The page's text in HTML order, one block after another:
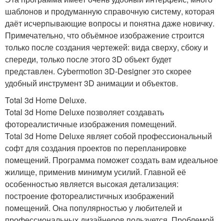
шаблонов и продуманную справочную систему, которая
даёт исчерпывающие вопросы и понятна даже новичку.
Примечательно, что объёмное изображение строится
только после создания чертежей: вида сверху, сбоку и
спереди, только после этого 3D объект будет
представлен. Cybermotion 3D-Designer это скорее
удобный инструмент 3D анимации и объектов.
Total 3d Home Deluxe.
Total 3d Home Deluxe позволяет создавать
фотореалистичные изображения помещений.
Total 3d Home Deluxe являет собой профессиональный
софт для создания проектов по перепланировке
помещений. Программа поможет создать вам идеальное
жилище, применив минимум усилий. Главной её
особенностью является высокая детализация:
построение фотореалистичных изображений
помещений. Она популярностью у любителей и